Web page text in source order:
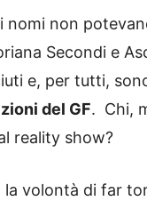
non
Secondi e
e, per tutti,
del GF. Chi,
reality show?
volontà di far